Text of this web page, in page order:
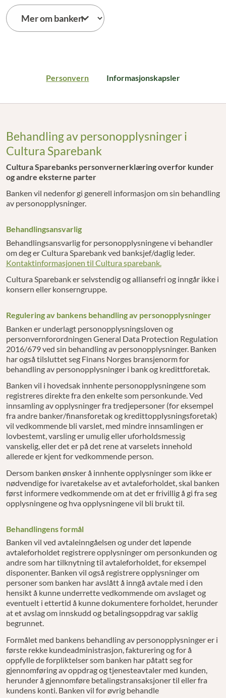
Personvern
Personvern Informasjonskapsler
Behandling av personopplysninger i
Cultura Sparebank
Cultura Sparebanks personvernerklæring overfor kunder
og andre eksterne parter
Banken vil nedenfor gi generell informasjon om sin behandling
av personopplysninger.
Behandlingsansvarlig
Behandlingsansvarlig for personopplysningene vi behandler
om deg er Cultura Sparebank ved banksjef/daglig leder.
Kontaktinformasjonen til Cultura sparebank.
Cultura Sparebank er selvstendig og alliansefri og inngår ikke i
konsern eller konserngruppe.
Regulering av bankens behandling av personopplysninger
Banken er underlagt personopplysningsloven og
personvernforordningen General Data Protection Regulation
2016/679 ved sin behandling av personopplysninger. Banken
har også tilsluttet seg Finans Norges bransjenorm for
behandling av personopplysninger i bank og kredittforetak.
Banken vil i hovedsak innhente personopplysningene som
registreres direkte fra den enkelte som personkunde. Ved
innsamling av opplysninger fra tredjepersoner (for eksempel
fra andre banker/finansforetak og kredittopplysningsforetak)
vil vedkommende bli varslet, med mindre innsamlingen er
lovbestemt, varsling er umulig eller uforholdsmessig
vanskelig, eller det er på det rene at varselets innehold
allerede er kjent for vedkommende person.
Dersom banken ønsker å innhente opplysninger som ikke er
nødvendige for ivaretakelse av et avtaleforholdet, skal banken
først informere vedkommende om at det er frivillig å gi fra seg
opplysningene og hva opplysningene vil bli brukt til.
Behandlingens formål
Banken vil ved avtaleinngåelsen og under det løpende
avtaleforholdet registrere opplysninger om personkunden og
andre som har tilknytning til avtaleforholdet, for eksempel
disponenter. Banken vil også registrere opplysninger om
personer som banken har avslått å inngå avtale med i den
hensikt å kunne underrette vedkommende om avslaget og
eventuelt i ettertid å kunne dokumentere forholdet, herunder
at et avslag om innskudd og betalingsoppdrag var saklig
begrunnet.
Formålet med bankens behandling av personopplysninger er i
første rekke kundeadministrasjon, fakturering og for å
oppfylle de forpliktelser som banken har påtatt seg for
gjennomføring av oppdrag og tjenesteavtaler med kunden,
herunder å gjennomføre betalingstransaksjoner til eller fra
kundens konti. Banken vil for øvrig behandle